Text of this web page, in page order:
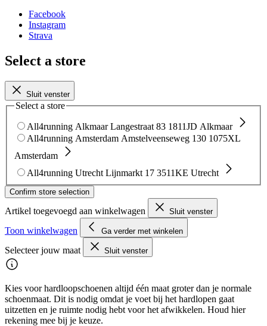
Facebook
Instagram
Strava
Select a store
Sluit venster
Select a store
All4running Alkmaar Langestraat 83 1811JD Alkmaar
All4running Amsterdam Amstelveenseweg 130 1075XL
Amsterdam
All4running Utrecht Lijnmarkt 17 3511KE Utrecht
Confirm store selection
Artikel toegevoegd aan winkelwagen Sluit venster
Toon winkelwagen Ga verder met winkelen
Selecteer jouw maat Sluit venster
Kies voor hardloopschoenen altijd één maat groter dan je normale
schoenmaat. Dit is nodig omdat je voet bij het hardlopen gaat
uitzetten en je ruimte nodig hebt voor het afwikkelen. Houd hier
rekening mee bij je keuze.